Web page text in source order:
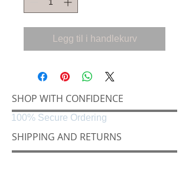
Legg til i handlekurv
SHOP WITH CONFIDENCE
SHIPPING AND RETURNS
100% Secure Ordering